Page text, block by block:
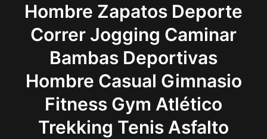
Hombre Zapatos Deporte
Correr Jogging Caminar
Bambas Deportivas
Hombre Casual Gimnasio
Fitness Gym Atlético
Trekking Tenis Asfalto